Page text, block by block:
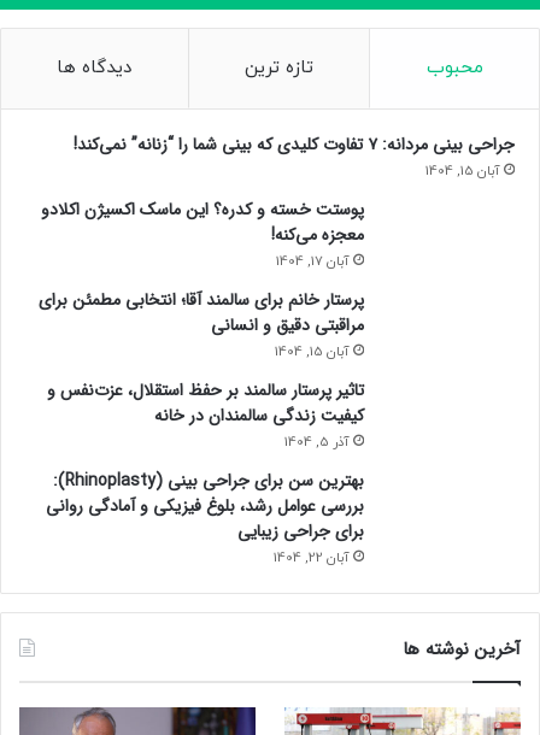
محبوب تازه ترین دیدگاه ها
جراحی بینی مردانه: ۷ تفاوت کلیدی که بینی شما را “زنانه” نمی‌کند!
آبان 15, 1404
پوستت خسته و کدره؟ این ماسک اکسیژن اکلادو
معجزه می‌کنه!
آبان 17, 1404
پرستار خانم برای سالمند آقا؛ انتخابی مطمئن برای
مراقبتی دقیق و انسانی
آبان 15, 1404
تاثیر پرستار سالمند بر حفظ استقلال، عزت‌نفس و
کیفیت زندگی سالمندان در خانه
آذر 5, 1404
بهترین سن برای جراحی بینی (Rhinoplasty):
بررسی عوامل رشد، بلوغ فیزیکی و آمادگی روانی
برای جراحی زیبایی
آبان 22, 1404
آخرین نوشته ها